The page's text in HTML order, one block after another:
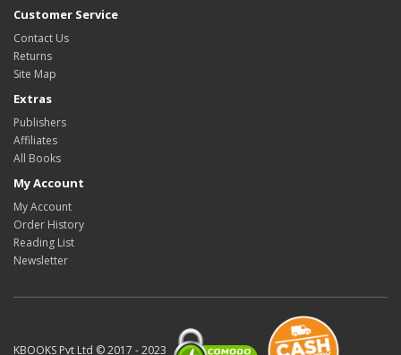
Customer Service
Contact Us
Returns
Site Map
Extras
Publishers
Affiliates
All Books
My Account
My Account
Order History
Reading List
Newsletter
KBOOKS Pvt Ltd © 2017 - 2023